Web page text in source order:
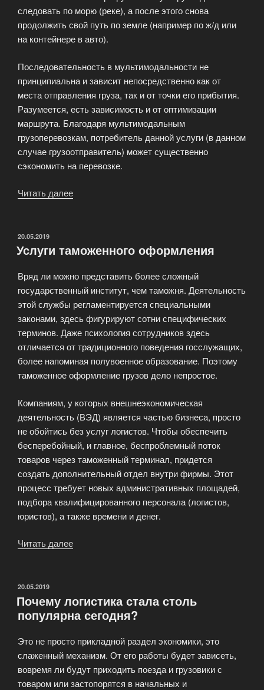
следовать по морю (реке), а после этого снова
продолжить свой путь по земле (например по ж/д или
на контейнере в авто).
Последовательность в мультимодальности не
принципиальна и зависит непосредственно как от
места отправления груза, так и от точки его прибытия.
Разумеется, есть зависимость и от оптимизации
маршрута. Благодаря мультимодальным
грузоперевозкам, потребитель данной услуги (в данном
случае грузоотправитель) может существенно
сэкономить на перевозке.
Читать далее
ОПУБЛИКОВАНО
20.05.2019
Услуги таможенного оформления
Вряд ли можно представить более сложный
государственный институт, чем таможня. Деятельность
этой службы регламентируется специальными
законами, здесь фигурируют сотни специфических
терминов. Даже психология сотрудников здесь
отличается от традиционного поведения госслужащих,
более напоминая полувоенное образование. Поэтому
таможенное оформление грузов дело непростое.
Компаниям, у которых внешнеэкономическая
деятельность (ВЭД) является частью бизнеса, просто
не обойтись без услуг логистов. Чтобы обеспечить
бесперебойный, и главное, беспроблемный поток
товаров через таможенный терминал, придется
создать дополнительный отдел внутри фирмы. Этот
процесс требует новых административных площадей,
подбора квалифицированного персонала (логистов,
юристов), а также времени и денег.
Читать далее
ОПУБЛИКОВАНО
20.05.2019
Почему логистика стала столь
популярна сегодня?
Это не просто прикладной раздел экономики, это
слаженный механизм. От его работы будет зависеть,
вовремя ли будут приходить поезда и грузовики с
товаром или застопорятся в начальных и